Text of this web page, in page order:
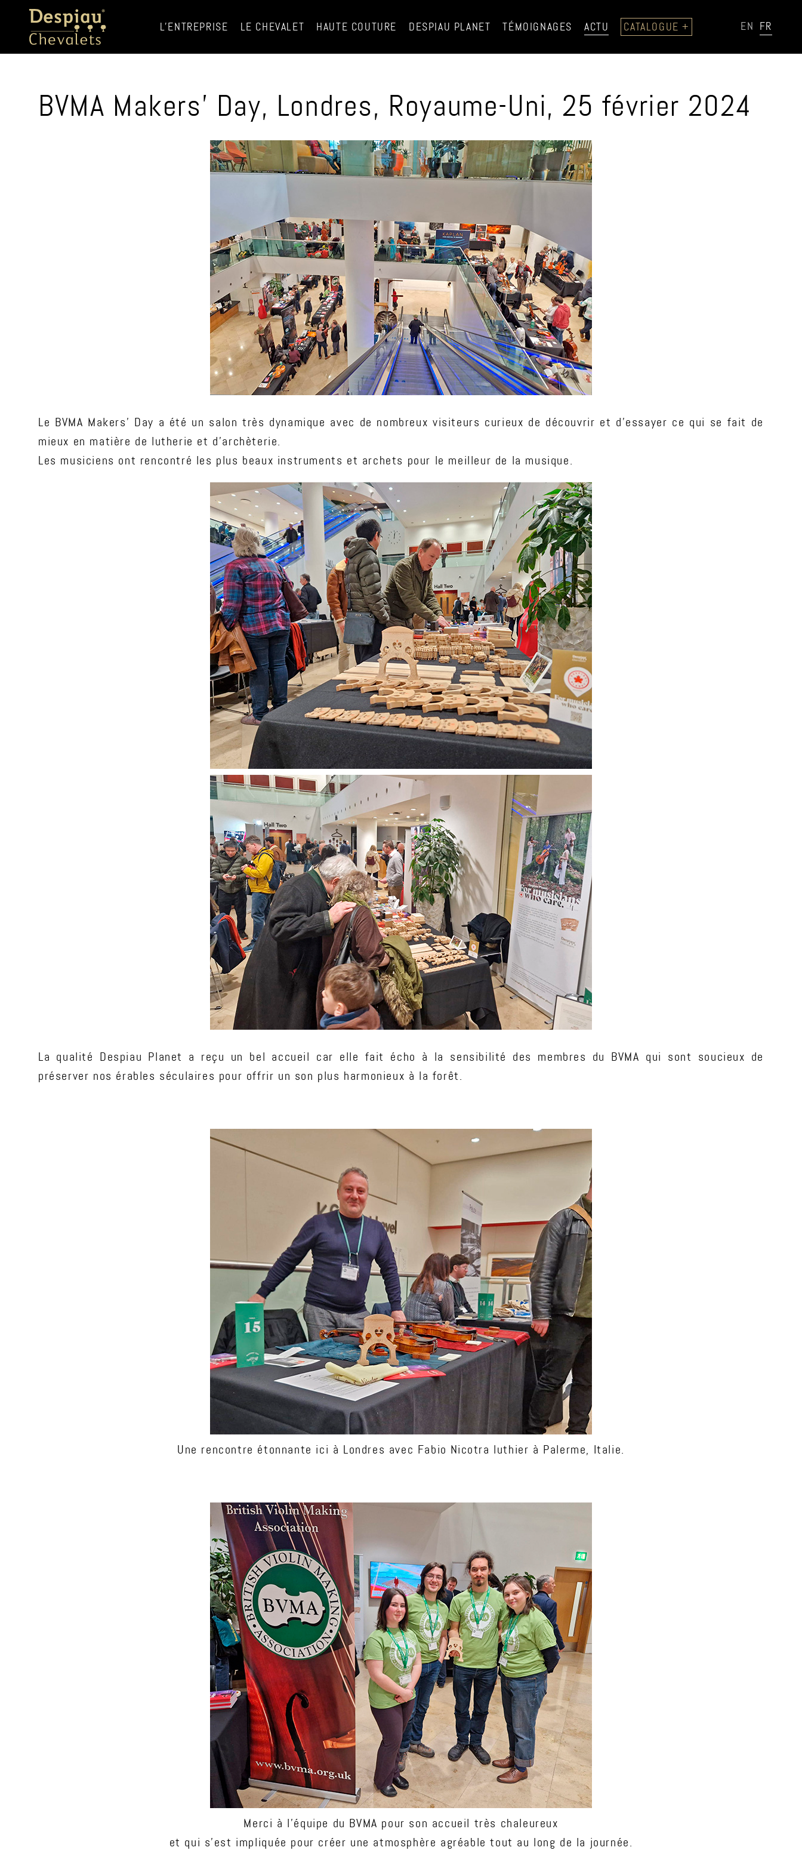
L'ENTREPRISE LE CHEVALET HAUTE COUTURE DESPIAU PLANET TÉMOIGNAGES ACTU CATALOGUE + EN FR
BVMA Makers’ Day, Londres, Royaume-Uni, 25 février 2024
Le BVMA Makers’ Day a été un salon très dynamique avec de nombreux visiteurs curieux de découvrir et d'essayer ce qui se fait de
mieux en matière de lutherie et d'archèterie.
Les musiciens ont rencontré les plus beaux instruments et archets pour le meilleur de la musique.
La qualité Despiau Planet a reçu un bel accueil car elle fait écho à la sensibilité des membres du BVMA qui sont soucieux de
préserver nos érables séculaires pour offrir un son plus harmonieux à la forêt.
Une rencontre étonnante ici à Londres avec Fabio Nicotra luthier à Palerme, Italie.
Merci à l’équipe du BVMA pour son accueil très chaleureux
et qui s'est impliquée pour créer une atmosphère agréable tout au long de la journée.